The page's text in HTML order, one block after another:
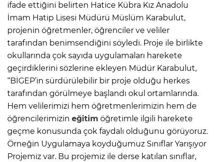
ifade ettiğini belirten Hatice Kübra Kız Anadolu
İmam Hatip Lisesi Müdürü Müslüm Karabulut,
projenin öğretmenler, öğrenciler ve veliler
tarafından benimsendiğini söyledi. Proje ile birlikte
okullarında çok sayıda uygulamaları harekete
geçirdiklerini sözlerine ekleyen Müdür Karabulut,
“BİGEP’in sürdürülebilir bir proje olduğu herkes
tarafından görülmeye başlandı okul ortamlarında.
Hem velilerimizi hem öğretmenlerimizin hem de
öğrencilerimizin eğitim öğretimle ilgili harekete
geçme konusunda çok faydalı olduğunu görüyoruz.
Örneğin Uygulamaya koyduğumuz Sınıflar Yarışıyor
Projemiz var. Bu projemiz ile derse katılan sınıflar,